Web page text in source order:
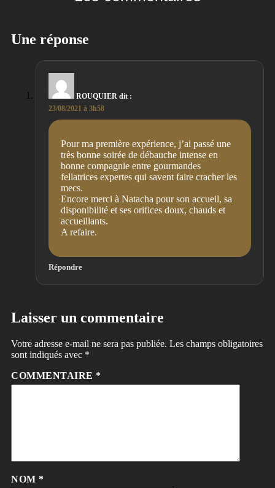
Une réponse
ROUQUIER dit :
23/08/2021 à 3h58
Pour ma première expérience, j’ai passé une
très bonne soirée de débauche intense en
bonne compagnie entre gourmandes
fellatrices expertes qui savent faire cracher les
mecs.
Encore merci à Natacha pour son accueil, sa
disponibilité et ses orifices doux, chauds et
accueillants.
A refaire.
Répondre
Laisser un commentaire
Votre adresse e-mail ne sera pas publiée. Les champs obligatoires
sont indiqués avec *
COMMENTAIRE *
NOM *